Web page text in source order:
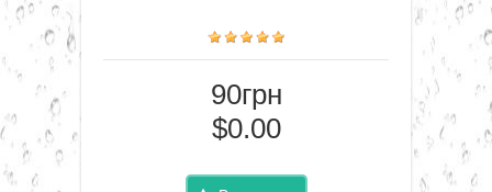
90грн
$0.00